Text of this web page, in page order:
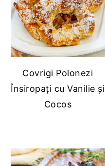
Covrigi Polonezi
Însiropați cu Vanilie și
Cocos